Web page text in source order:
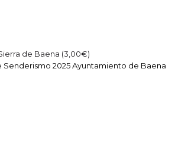
de Baena (3,00€)
Senderismo 2025 Ayuntamiento de Baena